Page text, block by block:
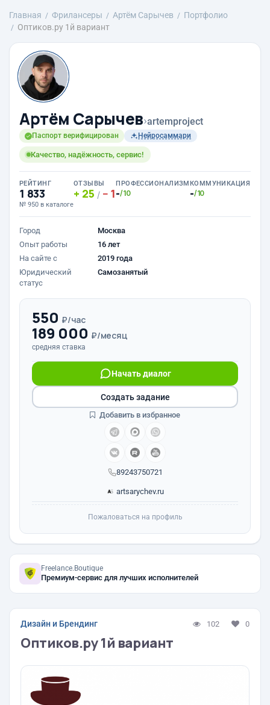
Главная Фрилансеры Артём Сарычев
Портфолио
Оптиков.ру 1й вариант
Артём Сарычев›artemproject
Паспорт верифицирован Нейросаммари
Качество, надёжность, сервис!
РЕЙТИНГ
1 833
№ 950 в каталоге
ОТЗЫВЫ
25 / 1
ПРОФЕССИОНАЛИЗМ
-/10
КОММУНИКАЦИЯ
-/10
Город
Москва
Опыт работы
16 лет
На сайте с
2019 года
Юридический
статус
Самозанятый
550 ₽/час
189 000 ₽/месяц
средняя ставка
89243750721
Начать диалог
artsarychev.ru
Создать задание
Добавить в избранное
Пожаловаться на профиль
Freelance.Boutique
Премиум-сервис для лучших исполнителей
Дизайн и Брендинг 102 0
Оптиков.ру 1й вариант